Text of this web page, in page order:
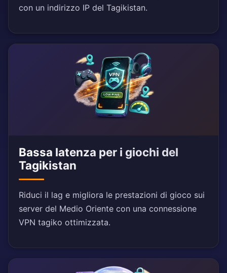
con un indirizzo IP del Tagikistan.
Bassa latenza per i giochi del
Tagikistan
Riduci il lag e migliora le prestazioni di gioco sui
server del Medio Oriente con una connessione
VPN tagiko ottimizzata.